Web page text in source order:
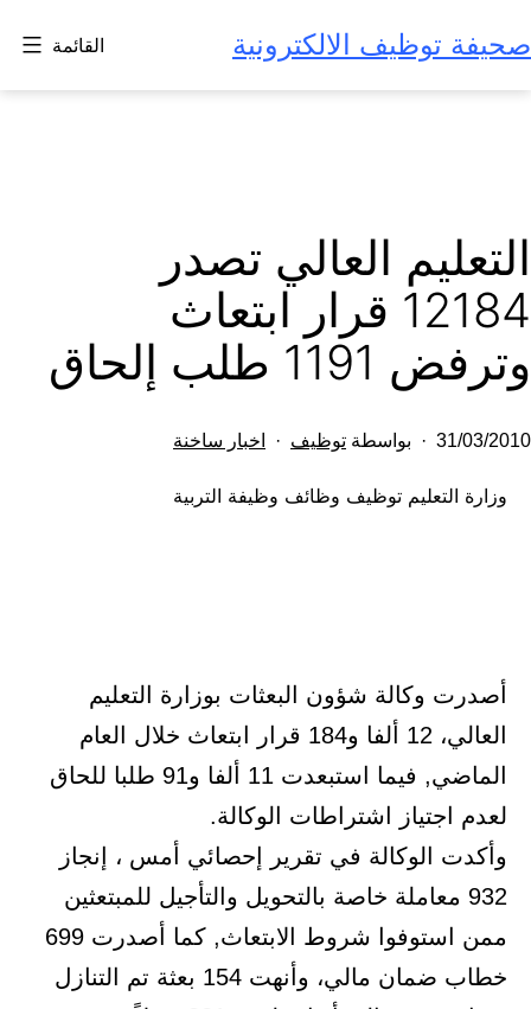
إلى
المحتوى
صحيفة توظيف الالكترونية القائمة
التعليم العالي تصدر
12184 قرار ابتعاث
وترفض 1191 طلب إلحاق
تم
في
31/03/2010 بواسطة توظيف
مصنف
اخبار ساخنة
وزارة التعليم توظيف وظائف وظيفة التربية
أصدرت وكالة شؤون البعثات بوزارة التعليم
العالي، 12 ألفا و184 قرار ابتعاث خلال العام
الماضي, فيما استبعدت 11 ألفا و91 طلبا للحاق
لعدم اجتياز اشتراطات الوكالة.
وأكدت الوكالة في تقرير إحصائي أمس ، إنجاز
932 معاملة خاصة بالتحويل والتأجيل للمبتعثين
ممن استوفوا شروط الابتعاث, كما أصدرت 699
خطاب ضمان مالي، وأنهت 154 بعثة تم التنازل